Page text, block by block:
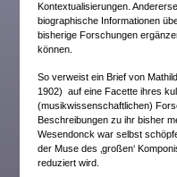
Kontextualisierungen.
biographische Informationen
bisherige Forschungen
können.
So verweist ein Brief von
1902) auf eine Facette ihres
(musikwissenschaftlichen)
Beschreibungen zu ihr bisher
Wesendonck war selbst
der Muse des ‚großen‘
reduziert wird.